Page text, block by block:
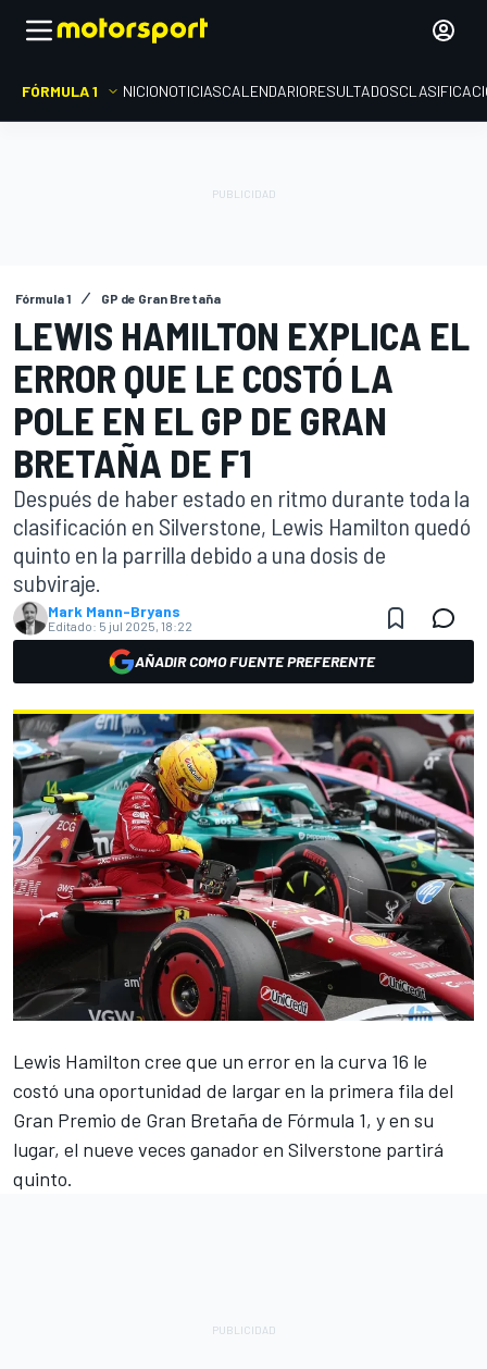
FÓRMULA 1 INICIONOTICIASCALENDARIORESULTADOS
Fórmula 1 GP de Gran Bretaña
LEWIS HAMILTON EXPLICA EL
ERROR QUE LE COSTÓ LA
POLE EN EL GP DE GRAN
BRETAÑA DE F1
Después de haber estado en ritmo durante toda la
clasificación en Silverstone, Lewis Hamilton quedó
quinto en la parrilla debido a una dosis de
subviraje.
Mark Mann-Bryans
Editado: 5 jul 2025, 18:22
AÑADIR COMO FUENTE PREFERENTE
Lewis Hamilton cree que un error en la curva 16 le
costó una oportunidad de largar en la primera fila del
Gran Premio de Gran Bretaña de Fórmula 1, y en su
lugar, el nueve veces ganador en Silverstone partirá
quinto.